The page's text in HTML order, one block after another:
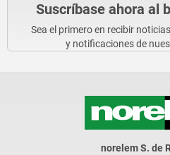
Suscríbase ahora al
Sea el primero en recibir
y notificaciones de
norelem S. de